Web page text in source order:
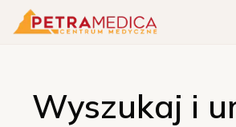
Wyszukaj i